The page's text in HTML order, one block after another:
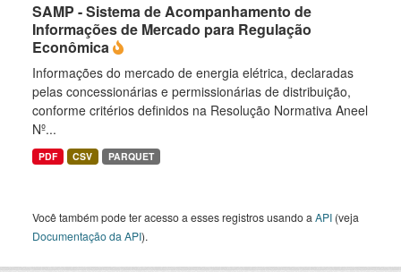
SAMP - Sistema de Acompanhamento de
Informações de Mercado para Regulação
Econômica
Informações do mercado de energia elétrica, declaradas
pelas concessionárias e permissionárias de distribuição,
conforme critérios definidos na Resolução Normativa Aneel
Nº...
PDF CSV PARQUET
Você também pode ter acesso a esses registros usando a API (veja
Documentação da API).